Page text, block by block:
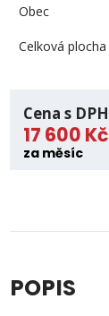
Obec
Celková plocha
Cena s DPH
17 600 Kč
za měsíc
POPIS